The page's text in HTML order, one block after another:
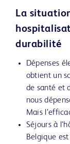
La
durabilité
Dépenses
obtient un
de santé et
nous
Mais
Séjours à
Belgique